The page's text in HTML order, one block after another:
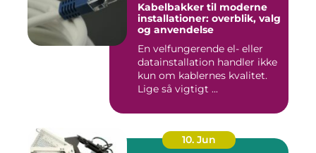
Kabelbakker til moderne
installationer: overblik, valg
og anvendelse
En velfungerende el- eller
datainstallation handler ikke
kun om kablernes kvalitet.
Lige så vigtigt ...
10. Jun